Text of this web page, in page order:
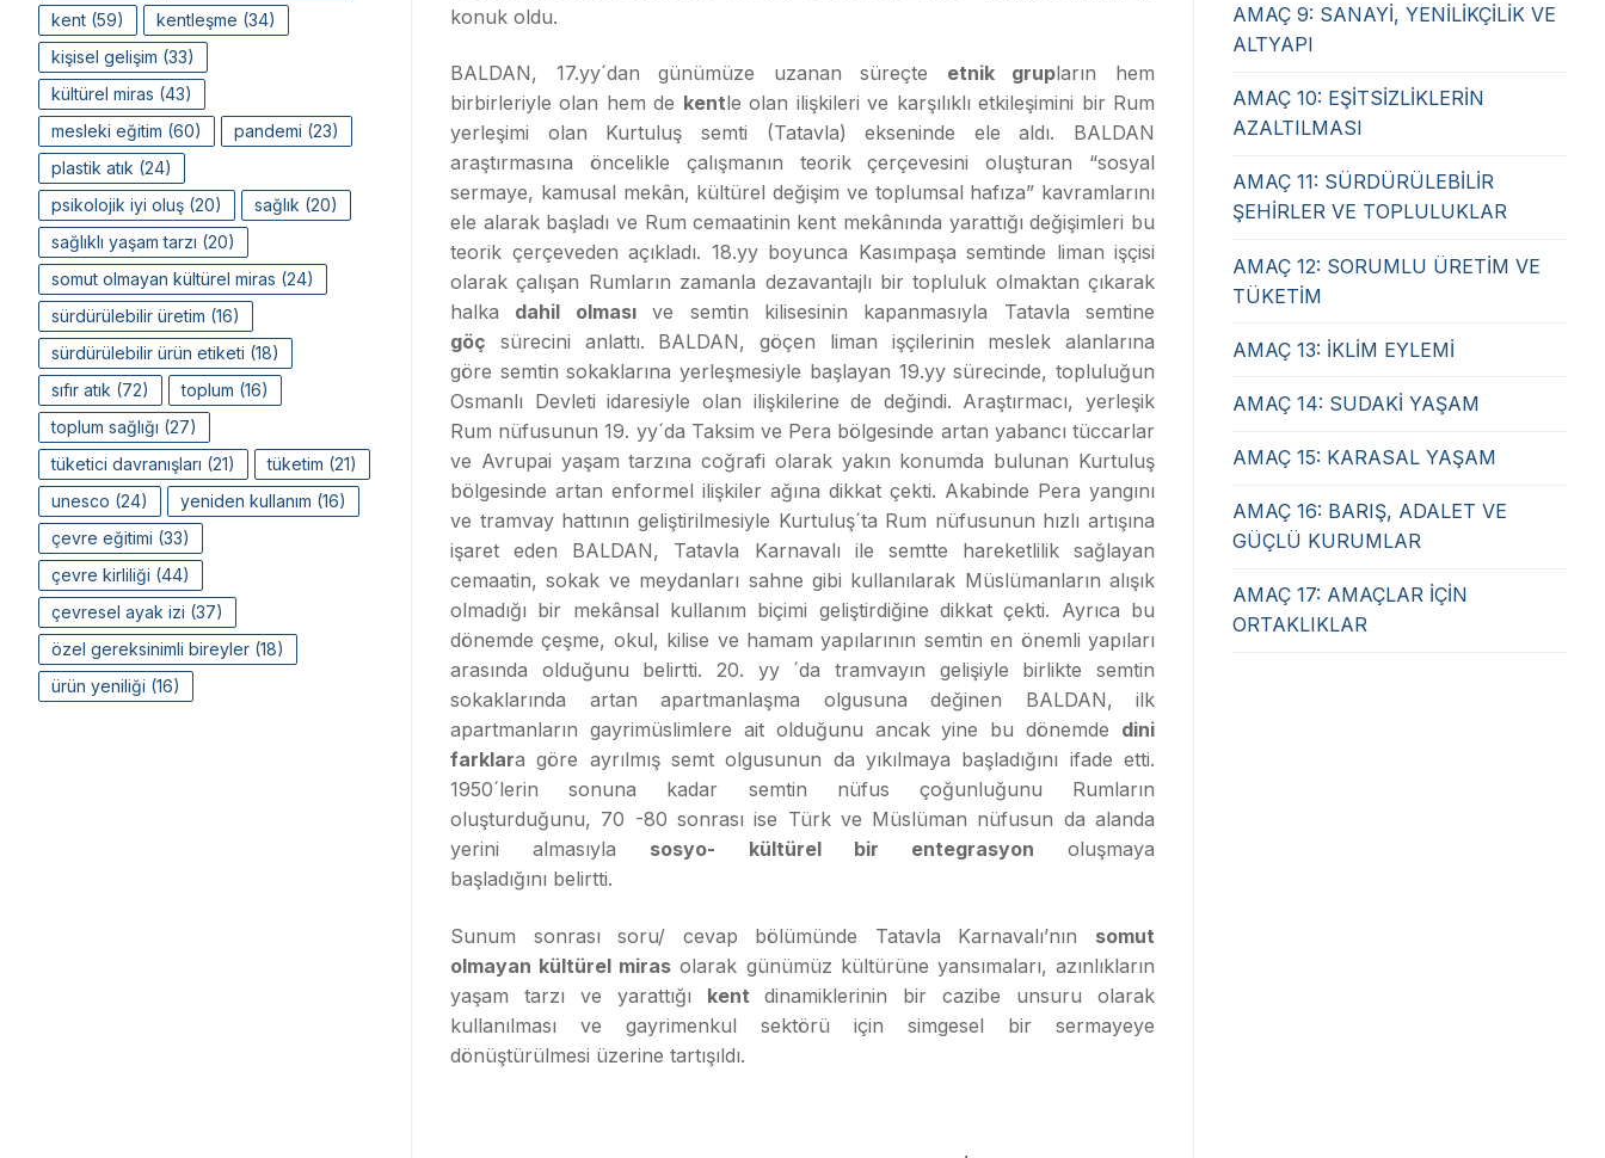
konuk oldu.
BALDAN, 17.yy´dan günümüze uzanan süreçte etnik grupların hem
birbirleriyle olan hem de kentle olan ilişkileri ve karşılıklı etkileşimini bir Rum
yerleşimi olan Kurtuluş semti (Tatavla) ekseninde ele aldı. BALDAN
araştırmasına öncelikle çalışmanın teorik çerçevesini oluşturan “sosyal
sermaye, kamusal mekân, kültürel değişim ve toplumsal hafıza” kavramlarını
ele alarak başladı ve Rum cemaatinin kent mekânında yarattığı değişimleri bu
teorik çerçeveden açıkladı. 18.yy boyunca Kasımpaşa semtinde liman işçisi
olarak çalışan Rumların zamanla dezavantajlı bir topluluk olmaktan çıkarak
halka dahil olmasıve semtin kilisesinin kapanmasıyla Tatavla semtine
göç sürecini anlattı. BALDAN, göçen liman işçilerinin meslek alanlarına
göre semtin sokaklarına yerleşmesiyle başlayan 19.yy sürecinde, topluluğun
Osmanlı Devleti idaresiyle olan ilişkilerine de değindi. Araştırmacı, yerleşik
Rum nüfusunun 19. yy´da Taksim ve Pera bölgesinde artan yabancı tüccarlar
ve Avrupai yaşam tarzına coğrafi olarak yakın konumda bulunan Kurtuluş
bölgesinde artan enformel ilişkiler ağına dikkat çekti. Akabinde Pera yangını
ve tramvay hattının geliştirilmesiyle Kurtuluş´ta Rum nüfusunun hızlı artışına
işaret eden BALDAN, Tatavla Karnavalı ile semtte hareketlilik sağlayan
cemaatin, sokak ve meydanları sahne gibi kullanılarak Müslümanların alışık
olmadığı bir mekânsal kullanım biçimi geliştirdiğine dikkat çekti. Ayrıca bu
dönemde çeşme, okul, kilise ve hamam yapılarının semtin en önemli yapıları
arasında olduğunu belirtti. 20. yy ´da tramvayın gelişiyle birlikte semtin
sokaklarında artan apartmanlaşma olgusuna değinen BALDAN, ilk
apartmanların gayrimüslimlere ait olduğunu ancak yine bu dönemde dini
farklara göre ayrılmış semt olgusunun da yıkılmaya başladığını ifade etti.
1950´lerin sonuna kadar semtin nüfus çoğunluğunu Rumların
oluşturduğunu, 70 -80 sonrası ise Türk ve Müslüman nüfusun da alanda
yerini almasıyla sosyo- kültürel bir entegrasyon oluşmaya
başladığını belirtti.
Sunum sonrası soru/ cevap bölümünde Tatavla Karnavalı’nın somut
olmayan kültürel miras olarak günümüz kültürüne yansımaları, azınlıkların
yaşam tarzı ve yarattığı kent dinamiklerinin bir cazibe unsuru olarak
kullanılması ve gayrimenkul sektörü için simgesel bir sermayeye
dönüştürülmesi üzerine tartışıldı.
AMAÇ 9: SANAYİ, YENİLİKÇİLİK VE
ALTYAPI
AMAÇ 10: EŞİTSİZLİKLERİN
AZALTILMASI
AMAÇ 11: SÜRDÜRÜLEBİLİR
ŞEHİRLER VE TOPLULUKLAR
AMAÇ 12: SORUMLU ÜRETİM VE
TÜKETİM
AMAÇ 13: İKLİM EYLEMİ
AMAÇ 14: SUDAKİ YAŞAM
AMAÇ 15: KARASAL YAŞAM
AMAÇ 16: BARIŞ, ADALET VE
GÜÇLÜ KURUMLAR
AMAÇ 17: AMAÇLAR İÇİN
ORTAKLIKLAR
kent (59) kentleşme (34)
kişisel gelişim (33)
kültürel miras (43)
mesleki eğitim (60) pandemi (23)
plastik atık (24)
psikolojik iyi oluş (20) sağlık (20)
sağlıklı yaşam tarzı (20)
somut olmayan kültürel miras (24)
sürdürülebilir üretim (16)
sürdürülebilir ürün etiketi (18)
sıfır atık (72) toplum (16)
toplum sağlığı (27)
tüketici davranışları (21) tüketim (21)
unesco (24) yeniden kullanım (16)
çevre eğitimi (33)
çevre kirliliği (44)
çevresel ayak izi (37)
özel gereksinimli bireyler (18)
ürün yeniliği (16)